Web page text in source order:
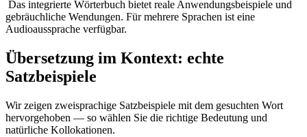
Das integrierte Wörterbuch bietet reale Anwendungsbeispiele und
gebräuchliche Wendungen. Für mehrere Sprachen ist eine
Audioaussprache verfügbar.
Übersetzung im Kontext: echte
Satzbeispiele
Wir zeigen zweisprachige Satzbeispiele mit dem gesuchten Wort
hervorgehoben — so wählen Sie die richtige Bedeutung und
natürliche Kollokationen.